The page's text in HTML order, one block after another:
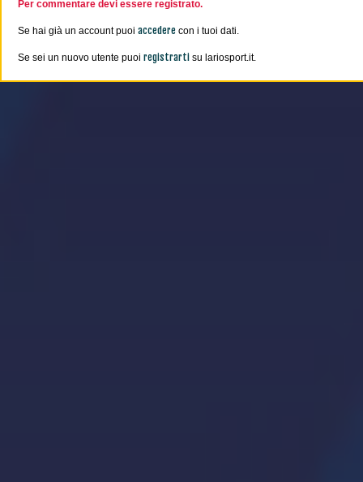
Per commentare devi essere registrato.
Se hai già un account puoi accedere con i tuoi dati.
Se sei un nuovo utente puoi registrarti su lariosport.it.